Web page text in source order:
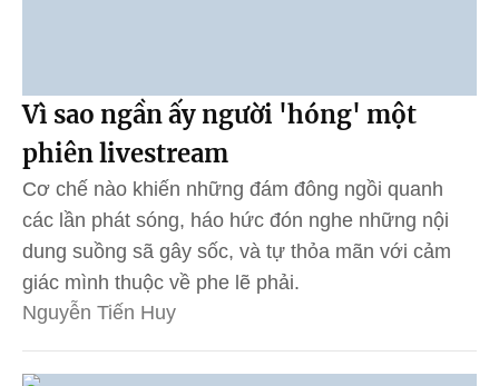
Vì sao ngần ấy người 'hóng' một
phiên livestream
Cơ chế nào khiến những đám đông ngồi quanh
các lần phát sóng, háo hức đón nghe những nội
dung suồng sã gây sốc, và tự thỏa mãn với cảm
giác mình thuộc về phe lẽ phải.
Nguyễn Tiến Huy